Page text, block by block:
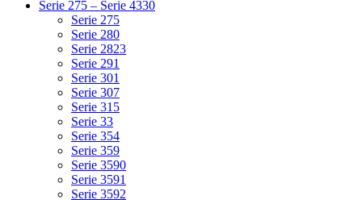
Serie 275 – Serie 4330
Serie 275
Serie 280
Serie 2823
Serie 291
Serie 301
Serie 307
Serie 315
Serie 33
Serie 354
Serie 359
Serie 3590
Serie 3591
Serie 3592